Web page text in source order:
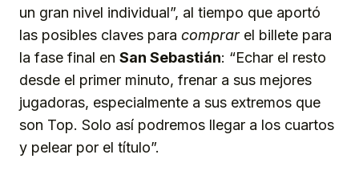
un gran nivel individual”, al tiempo que aportó
las posibles claves para comprarel billete para
la fase final en San Sebastián: “Echar el resto
desde el primer minuto, frenar a sus mejores
jugadoras, especialmente a sus extremos que
son Top. Solo así podremos llegar a los cuartos
y pelear por el título”.